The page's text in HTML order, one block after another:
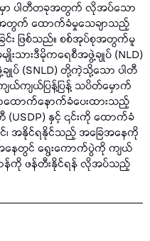
မှာ ပါတီတခုအတွက် လိုအပ်သော
တွက် ထောက်ခံမှုသေချာသည့်
ခြင်း ဖြစ်သည်။ စစ်အုပ်စုအတွက်မူ
းသားဒီမိုကရေစီအဖွဲ့ချုပ် (NLD)
ချုပ် (SNLD) တို့ကဲ့သို့သော ပါတီ
ကျယ်ကျယ်ပြန့်ပြန့် သပိတ်မှောက်
ထောက်နောက်ခံပေးထားသည့်
တီ (USDP) နှင့် ၎င်းကို ထောက်ခံ
အနိုင်ရနိုင်သည့် အခြေအနေကို
အနေတွင် ရွေးကောက်ပွဲကို ကျယ်
န်ကို ဖန်တီးနိုင်ရန် လိုအပ်သည့်